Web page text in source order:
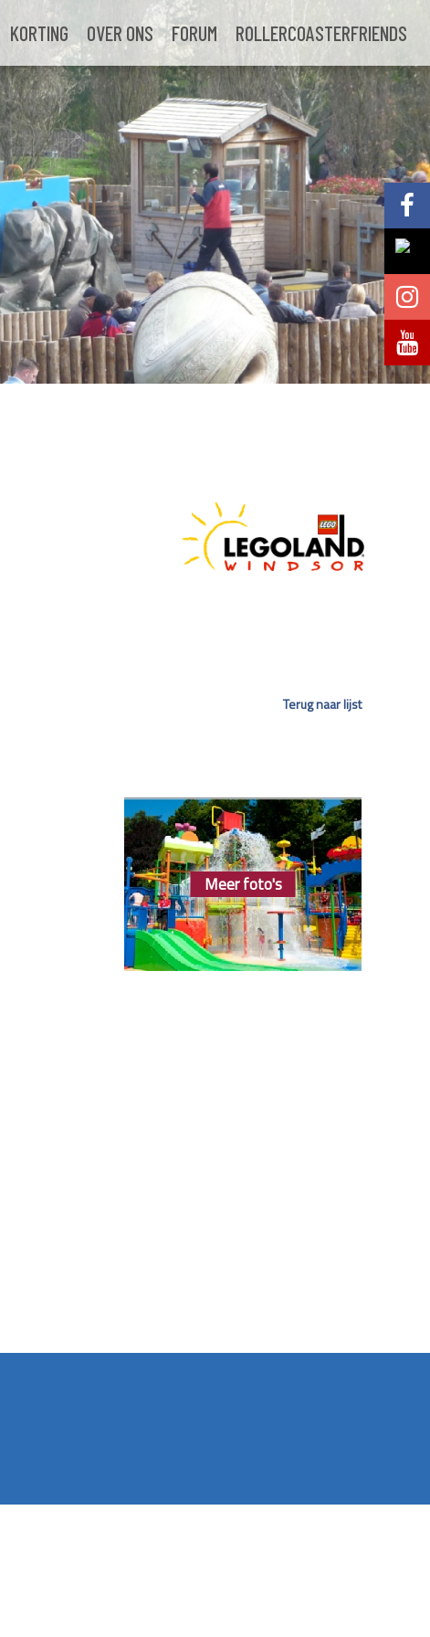
KORTING OVER ONS FORUM ROLLERCOASTERFRIENDS
Volg @Pretparkenbe
Volg @Pretparkenbe
Volg @Pretparken.be
Volg @Pretparkenbe
Terug naar lijst
Meer foto's